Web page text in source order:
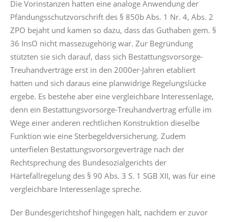
Die Vorinstanzen hatten eine analoge Anwendung der
Pfändungsschutzvorschrift des § 850b Abs. 1 Nr. 4, Abs. 2
ZPO bejaht und kamen so dazu, dass das Guthaben gem. §
36 InsO nicht massezugehörig war. Zur Begründung
stützten sie sich darauf, dass sich Bestattungsvorsorge-
Treuhandverträge erst in den 2000er-Jahren etabliert
hätten und sich daraus eine planwidrige Regelungslücke
ergebe. Es bestehe aber eine vergleichbare Interessenlage,
denn ein Bestattungsvorsorge-Treuhandvertrag erfülle im
Wege einer anderen rechtlichen Konstruktion dieselbe
Funktion wie eine Sterbegeldversicherung. Zudem
unterfielen Bestattungsvorsorgeverträge nach der
Rechtsprechung des Bundesozialgerichts der
Härtefallregelung des § 90 Abs. 3 S. 1 SGB XII, was für eine
vergleichbare Interessenlage spreche.
Der Bundesgerichtshof hingegen hält, nachdem er zuvor